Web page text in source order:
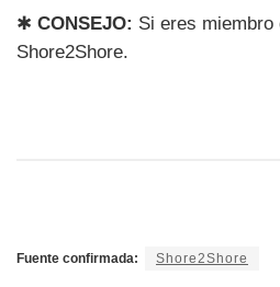
✱ CONSEJO: Si eres miembro
Shore2Shore.
Fuente confirmada: Shore2Shore